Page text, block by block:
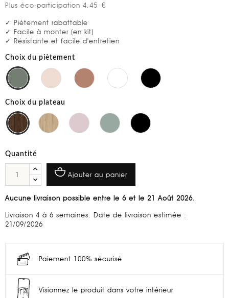
Plus éco-participation 4,45 €
✓ Piètement rabattable
✓ Facile à monter (en kit)
✓ Résistante et facile d'entretien
Choix du piètement
Choix du plateau
Quantité
Ajouter au panier
Aucune livraison possible entre le 6 et le 21 Août 2026.
Livraison 4 à 6 semaines. Date de livraison estimée :
21/09/2026
Paiement 100% sécurisé
Visionnez le produit dans votre intérieur